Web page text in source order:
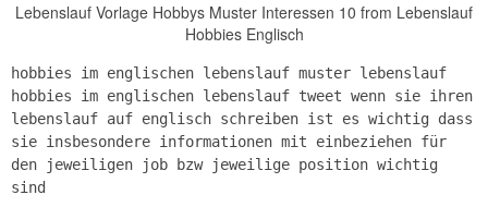
Lebenslauf Vorlage Hobbys Muster Interessen 10 from Lebenslauf
Hobbies Englisch
hobbies im englischen lebenslauf muster lebenslauf
hobbies im englischen lebenslauf tweet wenn sie ihren
lebenslauf auf englisch schreiben ist es wichtig dass
sie insbesondere informationen mit einbeziehen für
den jeweiligen job bzw jeweilige position wichtig
sind